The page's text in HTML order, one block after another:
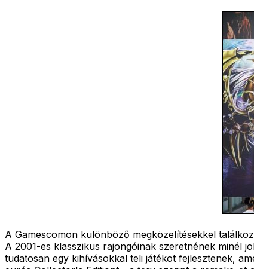
A Gamescomon különböző megközelítésekkel
A 2001-es klasszikus rajongóinak szeretnének minél
tudatosan egy kihívásokkal teli játékot fejlesztenek,